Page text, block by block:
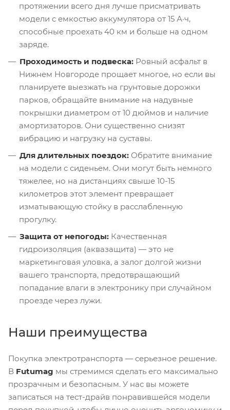
протяжении всего дня лучше присматривать
модели с емкостью аккумулятора от 15 А·ч,
способные проехать 40 км и больше на одном
заряде.
Проходимость и подвеска: Ровный асфальт в
Нижнем Новгороде прощает многое, но если вы
планируете выезжать на грунтовые дорожки
парков, обращайте внимание на надувные
покрышки диаметром от 10 дюймов и наличие
амортизаторов. Они существенно снизят
вибрацию и нагрузку на суставы.
Для длительных поездок: Обратите внимание
на модели с сиденьем. Они могут быть немного
тяжелее, но на дистанциях свыше 10-15
километров этот элемент превращает
изматывающую стойку в расслабленную
прогулку.
Защита от непогоды: Качественная
гидроизоляция (аквазащита) — это не
маркетинговая уловка, а залог долгой жизни
вашего транспорта, предотвращающий
попадание влаги в электронику при случайном
проезде через лужи.
Наши преимущества
Покупка электротранспорта — серьезное решение.
В Futumag мы стремимся сделать его максимально
прозрачным и безопасным. У нас вы можете
записаться на тест-драйв понравившейся модели